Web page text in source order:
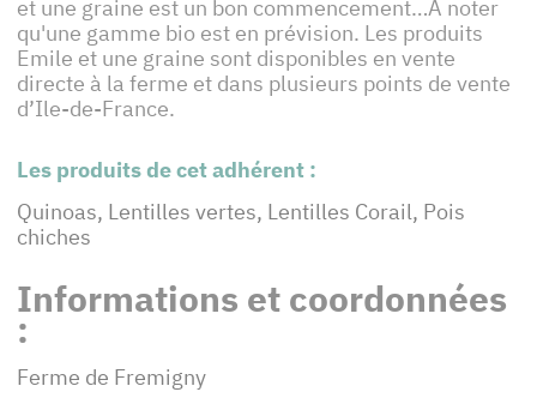
et une graine est un bon commencement…A noter
qu'une gamme bio est en prévision. Les produits
Emile et une graine sont disponibles en vente
directe à la ferme et dans plusieurs points de vente
d’Ile-de-France.
Les produits de cet adhérent :
Quinoas, Lentilles vertes, Lentilles Corail, Pois
chiches
Informations et coordonnées
:
Ferme de Fremigny